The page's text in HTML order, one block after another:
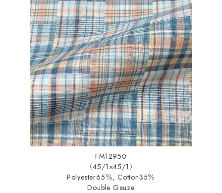
FM12950
（45/1×45/1）
Polyester65％, Cotton35％
Double Gauze